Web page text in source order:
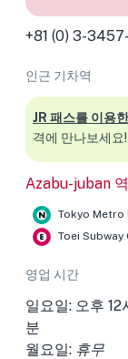
+81 (0) 3-
인근 기차역
JR 패스를 이용
격에 만나보세요!
Azabu-juban 역
Tokyo Metro
Toei Subway
영업 시간
일요일: 오후
분
월요일: 휴무